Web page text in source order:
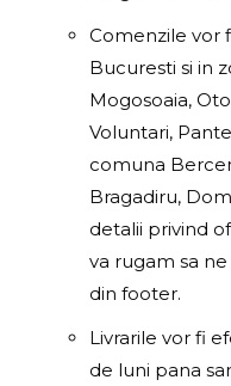
Comenzile vor
Bucuresti si in
Mogosoaia,
Voluntari,
comuna
Bragadiru,
detalii privind
va rugam sa
din footer.
Livrarile vor fi
de luni pana